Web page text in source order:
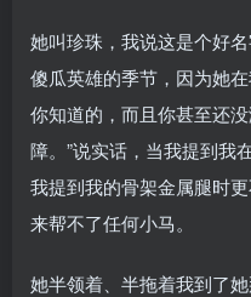
她叫珍珠，我说这是个好
傻瓜英雄的季节，因为她
你知道的，而且你甚至还
障。”说实话，当我提到我
我提到我的骨架金属腿时
来帮不了任何小马。
她半领着、半拖着我到了